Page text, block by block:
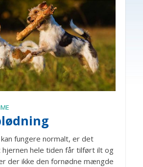
fungere normalt, er det
hele tiden får tilført ilt og
der ikke den fornødne mængde